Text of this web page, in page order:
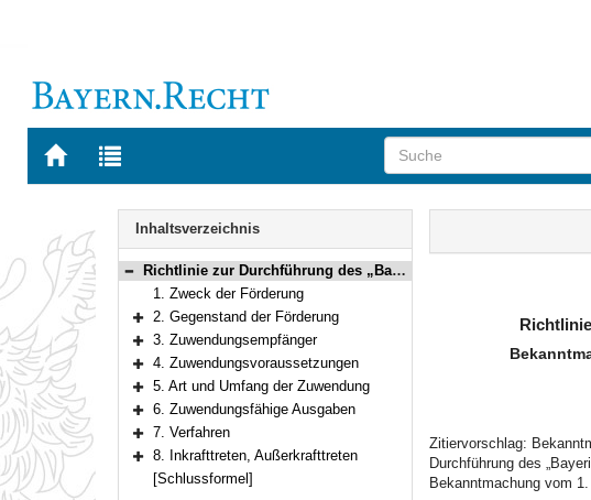
Zur
BAYERN.RECHT
Zur
letzten
Navigation
Inhaltsverzeichnis
Bereich reduzieren
Richtlinie zur Durchführung des „Bayerischen Technologieförderungsprogramms plus (BayTP+)“
1. Zweck der Förderung
Bereich erweitern
2. Gegenstand der Förderung
Bereich erweitern
3. Zuwendungsempfänger
Bereich erweitern
4. Zuwendungsvoraussetzungen
Bereich erweitern
5. Art und Umfang der Zuwendung
Bereich erweitern
6. Zuwendungsfähige Ausgaben
Bereich erweitern
7. Verfahren
Bereich erweitern
8. Inkrafttreten, Außerkrafttreten
[Schlussformel]
Zitiervorschlag:
Durchführung des
Bekanntmachung vom